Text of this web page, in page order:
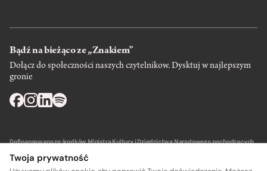
Bądź na bieżąco ze „Znakiem”
Dołącz do społeczności naszych czytelnikow. Dysktuj w najlepszym
gronie
Dofinansowano ze środków Ministra Kultury i Dziedzictwa Narodowego pochodzących
Twoja prywatność